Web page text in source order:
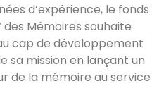
d’expérience, le fonds
Mémoires souhaite
cap de développement
sa mission en lançant un
de la mémoire au service